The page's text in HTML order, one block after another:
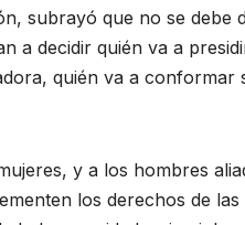
subrayó que no se
a decidir quién va a
quién va a conformar
y a los hombres
los derechos de